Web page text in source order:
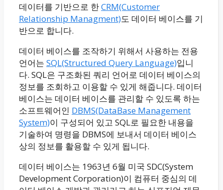
데이터를 기반으로 한CRM(Customer
Relationship Managment)도 데이터 베이스를 기
반으로 합니다.
데이터 베이스를 조작하기 위해서 사용하는 전용
언어는 SQL(Structured Query Language)입니
다. SQL은 구조화된 쿼리 언어로 데이터 베이스의
정보를 조회하고 이용할 수 있게 해줍니다. 데이터
베이스는 데이터 베이스를 관리할 수 있도록 하는
소프트웨어인 DBMS(DataBase Management
System)이 구성되어 있고 SQL로 필요한 내용을
기술하여 명령을 DBMS에 보내서 데이터 베이스
상의 정보를 활용할 수 있게 됩니다.
데이터 베이스는 1963년 6월 미국 SDC(System
Development Corporation)이 컴퓨터 중심의 데